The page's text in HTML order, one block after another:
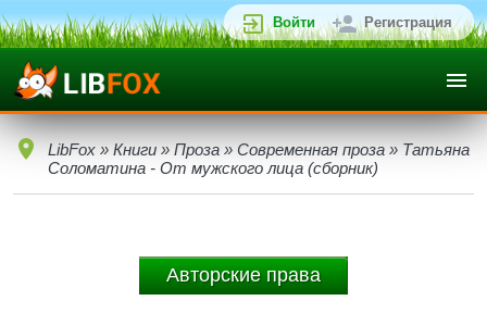
Войти Регистрация
LibFox » Книги » Проза » Современная проза » Татьяна
Соломатина - От мужского лица (сборник)
Авторские права